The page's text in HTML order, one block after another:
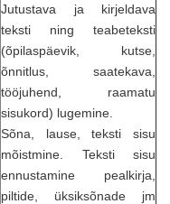
Jutustava ja kirjeldava
teksti ning teabeteksti
(õpilaspäevik, kutse,
õnnitlus, saatekava,
tööjuhend, raamatu
sisukord) lugemine.
Sõna, lause, teksti sisu
mõistmine. Teksti sisu
ennustamine pealkirja,
piltide, üksiksõnade jm